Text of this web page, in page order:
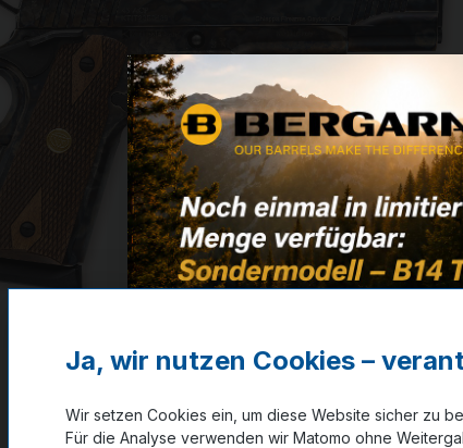
Ja, wir nutzen Cookies –
Wir setzen Cookies ein, um diese Website sicher zu
Für die Analyse verwenden wir Matomo ohne